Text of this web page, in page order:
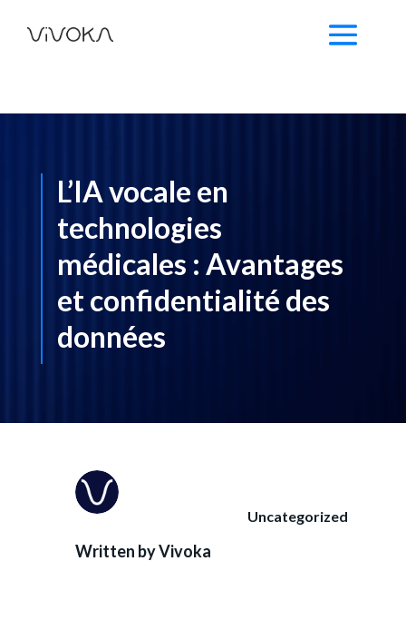
L’IA vocale en
technologies
médicales : Avantages
et confidentialité des
données
Written byVivoka
Uncategorized